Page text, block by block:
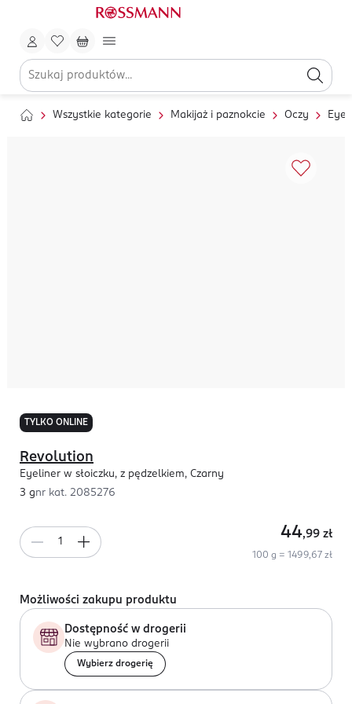
Wszystkie kategorie Makijaż i paznokcie Oczy
TYLKO ONLINE
Revolution
Eyeliner w słoiczku, z pędzelkiem, Czarny
3 gnr kat. 2085276
44,99 zł
100 g = 1499,67 zł
Możliwości zakupu produktu
Dostępność w drogerii
Nie wybrano drogerii
Wybierz drogerię